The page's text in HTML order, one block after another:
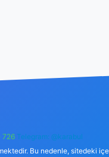
726 Telegram: @karabul
Bu nedenle, sitedeki